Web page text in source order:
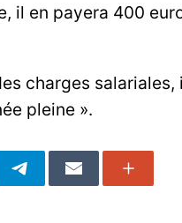
il en payera 400
charges
pleine ».